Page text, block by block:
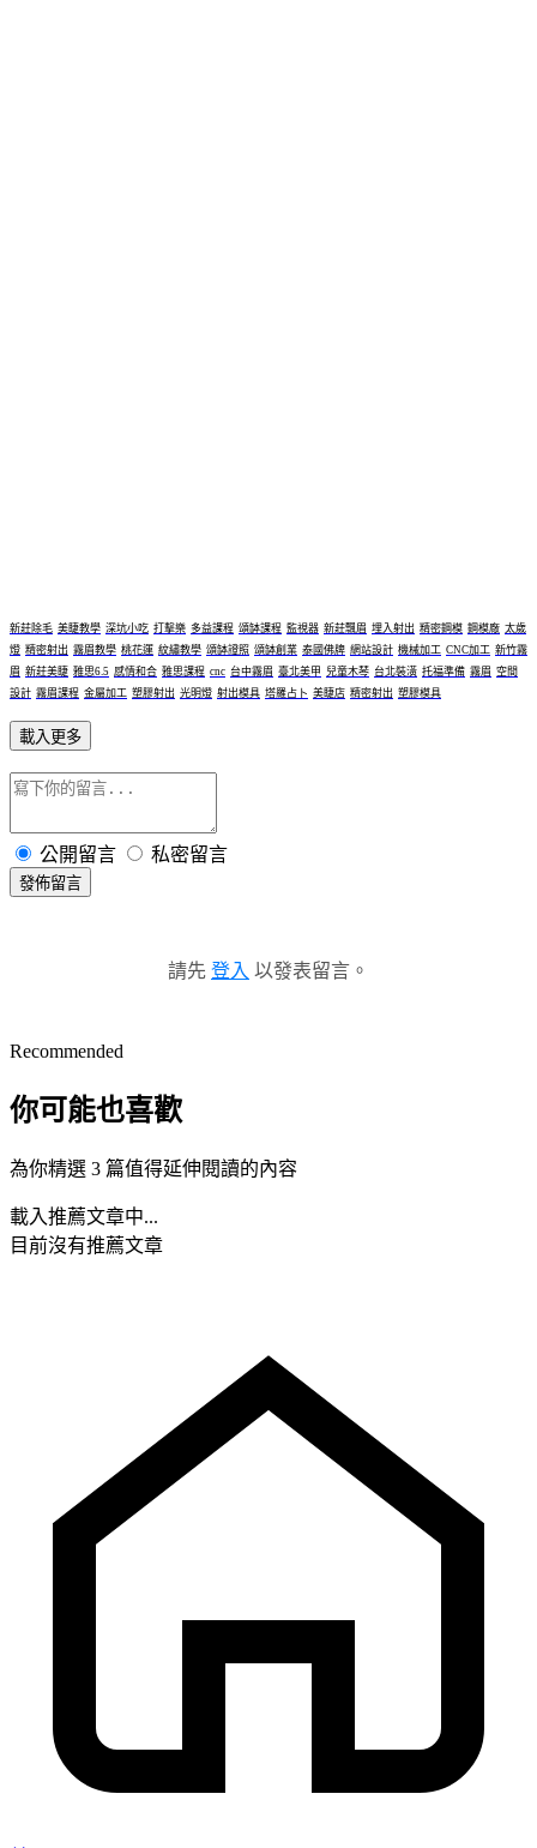
新莊除毛 美睫教學 深坑小吃 打擊樂 多益課程 頌缽課程 監視器 新莊飄眉 埋入射出 精密鋼模 鋼模廠 太歲
燈 精密射出 霧眉教學 桃花運 紋繡教學 頌缽證照 頌缽創業 泰國佛牌 網站設計 機械加工 CNC加工 新竹霧
眉 新莊美睫 雅思6.5 感情和合 雅思課程 cnc 台中霧眉 臺北美甲 兒童木琴 台北裝潢 托福準備 霧眉 空間
設計 霧眉課程 金屬加工 塑膠射出 光明燈 射出模具 塔羅占卜 美睫店 精密射出 塑膠模具
載入更多
公開留言 私密留言
發佈留言
請先 登入 以發表留言。
Recommended
你可能也喜歡
為你精選 3 篇值得延伸閱讀的內容
載入推薦文章中...
目前沒有推薦文章